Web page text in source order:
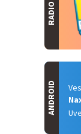
RADIO
ANDROID